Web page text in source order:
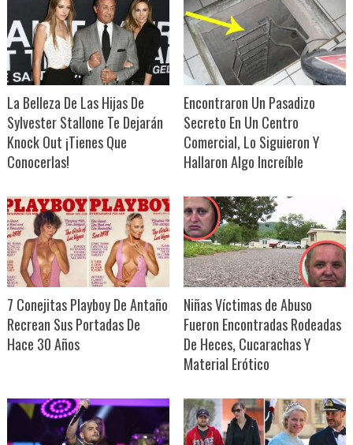
La Belleza De Las Hijas De
Sylvester Stallone Te Dejarán
Knock Out ¡Tienes Que
Conocerlas!
Encontraron Un Pasadizo
Secreto En Un Centro
Comercial, Lo Siguieron Y
Hallaron Algo Increíble
7 Conejitas Playboy De Antaño
Recrean Sus Portadas De
Hace 30 Años
Niñas Víctimas de Abuso
Fueron Encontradas Rodeadas
De Heces, Cucarachas Y
Material Erótico